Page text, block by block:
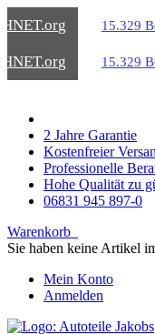
.org 15.329
.org 15.329
2 Jahre Garantie
Kostenfreier
Professionelle
Hohe Qualität zu
06831 945 897-0
Warenkorb
Sie haben keine Artikel
Mein Konto
Anmelden